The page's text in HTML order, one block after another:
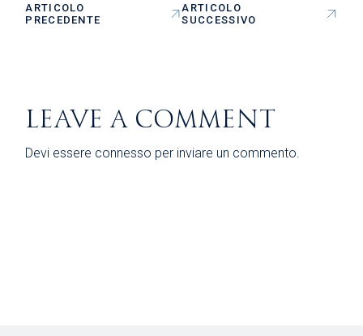
ARTICOLO
PRECEDENTE
ARTICOLO
SUCCESSIVO
LEAVE A COMMENT
Devi essere connesso per inviare un commento.